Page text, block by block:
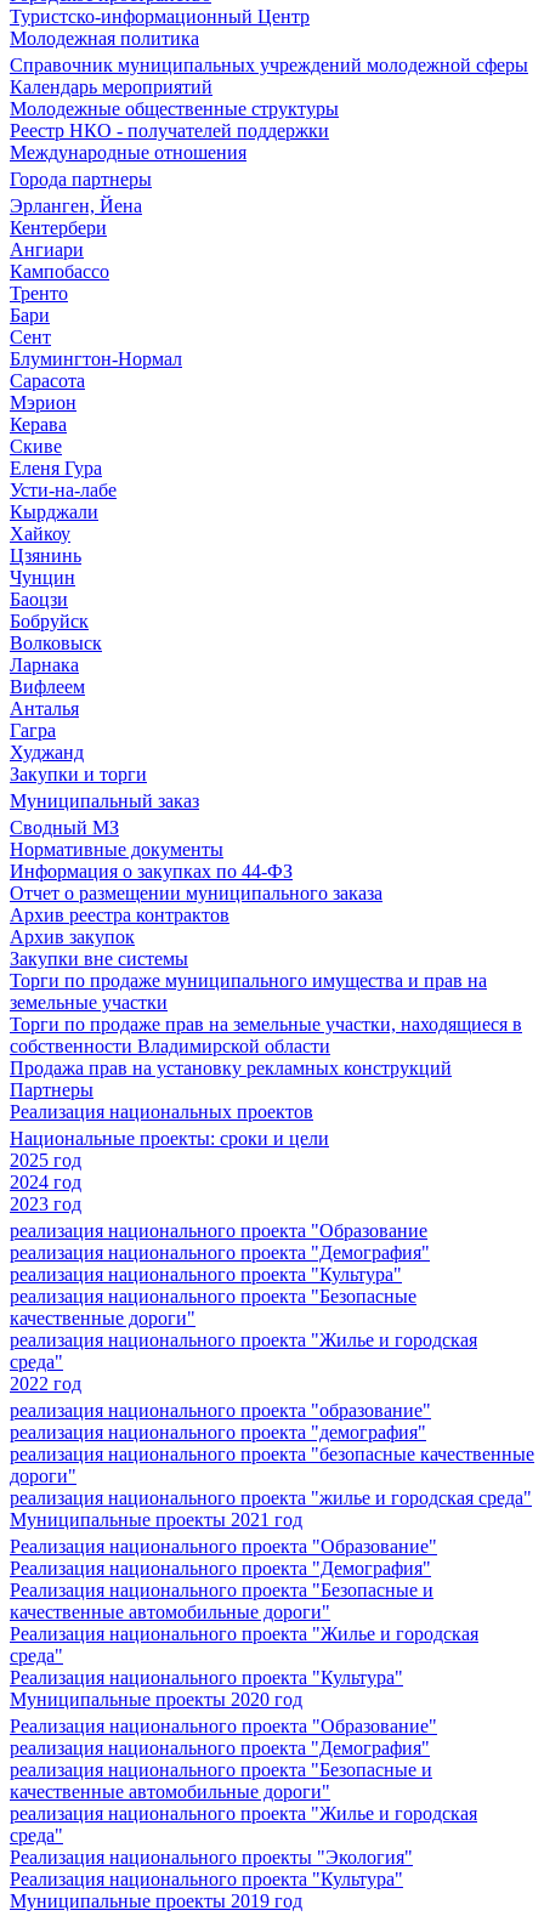
Туристско-информационный Центр
Молодежная политика
Справочник муниципальных учреждений молодежной сферы
Календарь мероприятий
Молодежные общественные структуры
Реестр НКО - получателей поддержки
Международные отношения
Города партнеры
Эрланген, Йена
Кентербери
Ангиари
Кампобассо
Тренто
Бари
Сент
Блумингтон-Нормал
Сарасота
Мэрион
Керава
Скиве
Еленя Гура
Усти-на-лабе
Кырджали
Хайкоу
Цзянинь
Чунцин
Баоцзи
Бобруйск
Волковыск
Ларнака
Вифлеем
Анталья
Гагра
Худжанд
Закупки и торги
Муниципальный заказ
Сводный МЗ
Нормативные документы
Информация о закупках по 44-ФЗ
Отчет о размещении муниципального заказа
Архив реестра контрактов
Архив закупок
Закупки вне системы
Торги по продаже муниципального имущества и прав на
земельные участки
Торги по продаже прав на земельные участки, находящиеся в
собственности Владимирской области
Продажа прав на установку рекламных конструкций
Партнеры
Реализация национальных проектов
Национальные проекты: сроки и цели
2025 год
2024 год
2023 год
реализация национального проекта "Образование
реализация национального проекта "Демография"
реализация национального проекта "Культура"
реализация национального проекта "Безопасные
качественные дороги"
реализация национального проекта "Жилье и городская
среда"
2022 год
реализация национального проекта "образование"
реализация национального проекта "демография"
реализация национального проекта "безопасные качественные
дороги"
реализация национального проекта "жилье и городская среда"
Муниципальные проекты 2021 год
Реализация национального проекта "Образование"
Реализация национального проекта "Демография"
Реализация национального проекта "Безопасные и
качественные автомобильные дороги"
Реализация национального проекта "Жилье и городская
среда"
Реализация национального проекта "Культура"
Муниципальные проекты 2020 год
Реализация национального проекта "Образование"
реализация национального проекта "Демография"
реализация национального проекта "Безопасные и
качественные автомобильные дороги"
реализация национального проекта "Жилье и городская
среда"
Реализация национального проекты "Экология"
Реализация национального проекта "Культура"
Муниципальные проекты 2019 год